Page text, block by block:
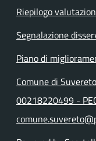
Riepilogo
Segnalazione
Piano di
Comune di
00218220499 -